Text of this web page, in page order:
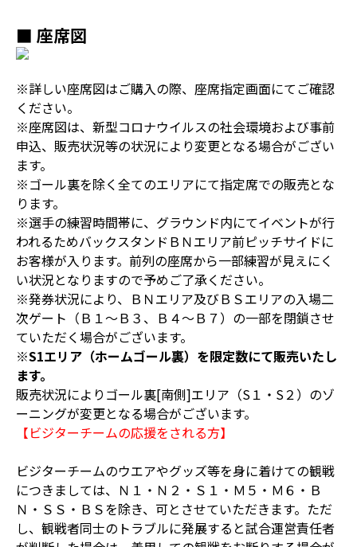
■ 座席図
※詳しい座席図はご購入の際、座席指定画面にてご確認
ください。
※座席図は、新型コロナウイルスの社会環境および事前
申込、販売状況等の状況により変更となる場合がござい
ます。
※ゴール裏を除く全てのエリアにて指定席での販売とな
ります。
※選手の練習時間帯に、グラウンド内にてイベントが行
われるためバックスタンドＢＮエリア前ピッチサイドに
お客様が入ります。前列の座席から一部練習が見えにく
い状況となりますので予めご了承ください。
※発券状況により、ＢＮエリア及びＢＳエリアの入場二
次ゲート（Ｂ１～Ｂ３、Ｂ４～Ｂ７）の一部を閉鎖させ
ていただく場合がございます。
※S1エリア（ホームゴール裏）を限定数にて販売いたし
ます。
販売状況によりゴール裏[南側]エリア（S１・S２）のゾ
ーニングが変更となる場合がございます。
【ビジターチームの応援をされる方】
ビジターチームのウエアやグッズ等を身に着けての観戦
につきましては、Ｎ１・Ｎ２・Ｓ１・Ｍ５・Ｍ６・Ｂ
Ｎ・ＳＳ・ＢＳを除き、可とさせていただきます。ただ
し、観戦者同士のトラブルに発展すると試合運営責任者